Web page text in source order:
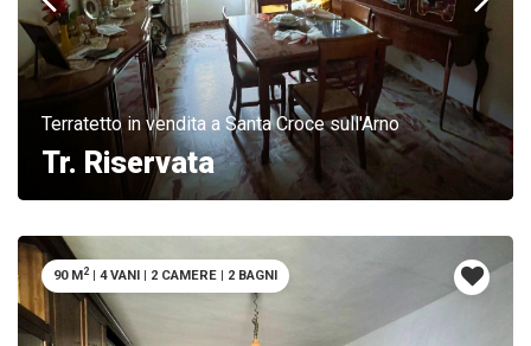
Terratetto in vendita a Santa Croce sull'Arno
Tr. Riservata
90 M2 | 4 VANI | 2 CAMERE | 2 BAGNI